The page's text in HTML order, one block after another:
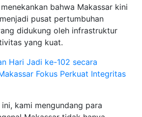
bahwa Makassar kini
pusat pertumbuhan
didukung oleh infrastruktur
yang kuat.
Hari Jadi ke-102 secara
Fokus Perkuat Integritas
kami mengundang para